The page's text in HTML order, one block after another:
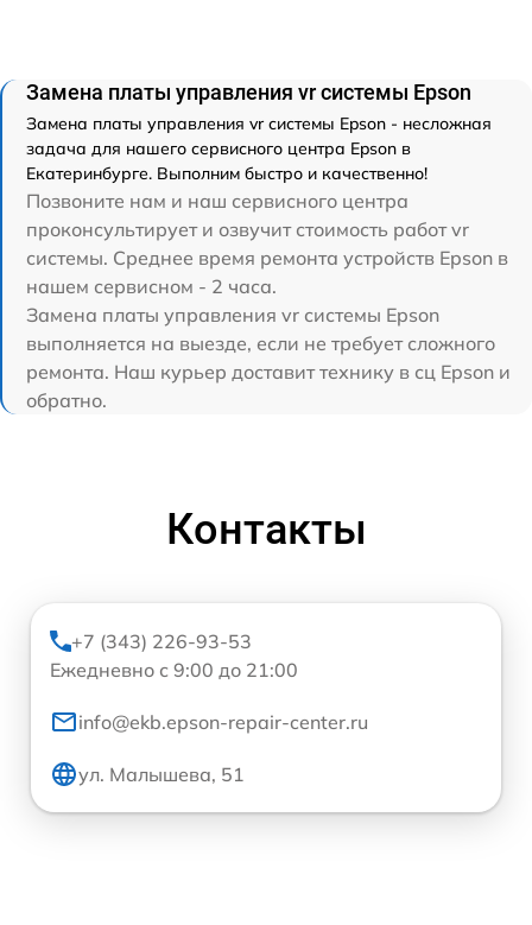
Замена платы управления vr системы Epson
Замена платы управления vr системы Epson - несложная
задача для нашего сервисного центра Epson в
Екатеринбурге. Выполним быстро и качественно!
Позвоните нам и наш сервисного центра
проконсультирует и озвучит стоимость работ vr
системы. Среднее время ремонта устройств Epson в
нашем сервисном - 2 часа.
Замена платы управления vr системы Epson
выполняется на выезде, если не требует сложного
ремонта. Наш курьер доставит технику в сц Epson и
обратно.
Контакты
+7 (343) 226-93-53
Ежедневно с 9:00 до 21:00
info@ekb.epson-repair-center.ru
ул. Малышева, 51